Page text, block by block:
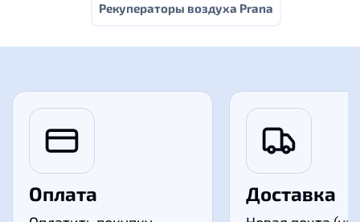
Рекуператоры воздуха Prana
Оплата Доставка